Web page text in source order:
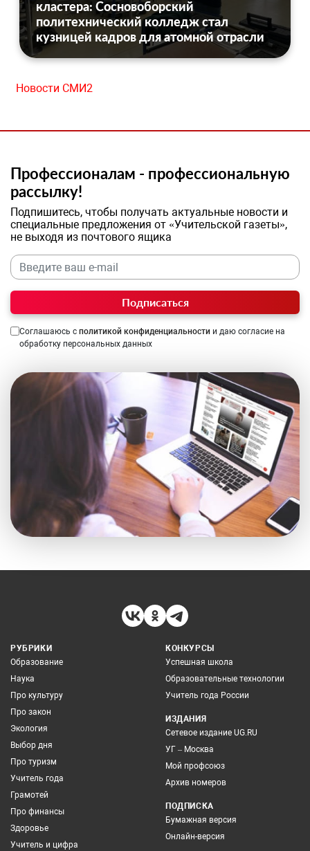
кластера: Сосновоборский
политехнический колледж стал
кузницей кадров для атомной отрасли
Новости СМИ2
Профессионалам - профессиональную
рассылку!
Подпишитесь, чтобы получать актуальные новости и
специальные предложения от «Учительской газеты»,
не выходя из почтового ящика
Подписаться
Соглашаюсь с политикой конфиденциальности и даю согласие на
обработку персональных данных
РУБРИКИ
Образование
Наука
Про культуру
Про закон
Экология
Выбор дня
Про туризм
Учитель года
Грамотей
Про финансы
Здоровье
Учитель и цифра
КОНКУРСЫ
Успешная школа
Образовательные технологии
Учитель года России
ИЗДАНИЯ
Сетевое издание UG.RU
УГ – Москва
Мой профсоюз
Архив номеров
ПОДПИСКА
Бумажная версия
Онлайн-версия